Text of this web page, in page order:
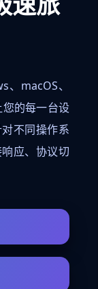
macOS、
的每一台设
不同操作系
应、协议切